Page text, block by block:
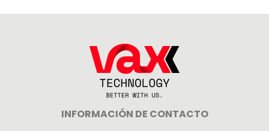
INFORMACIÓN DE CONTACTO